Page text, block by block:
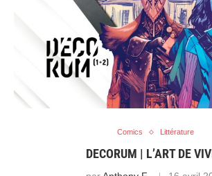
Comics Littérature
DECORUM | L’ART DE